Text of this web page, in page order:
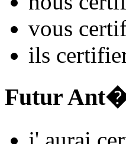
vous
ils certifie
Futur